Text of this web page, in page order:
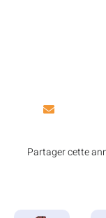
Partager cette